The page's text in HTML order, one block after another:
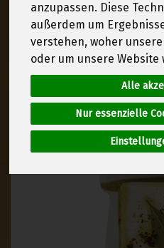
anzupassen. Diese
außerdem um
verstehen, woher
oder um unsere
Alle
Nur essenzielle
Allergene